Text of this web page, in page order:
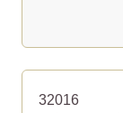
32016